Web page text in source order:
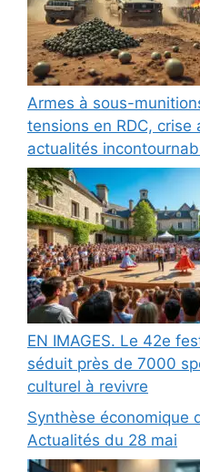
Armes à sous-
tensions en RDC,
actualités
EN IMAGES. Le 42e
séduit près de 7000
culturel à revivre
Synthèse économique
Actualités du 28 mai